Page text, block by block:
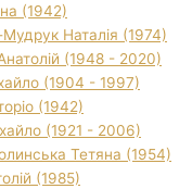
(1942)
Наталія (1974)
(1948 - 2020)
(1904 - 1997)
(1942)
(1921 - 2006)
Тетяна (1954)
(1985)